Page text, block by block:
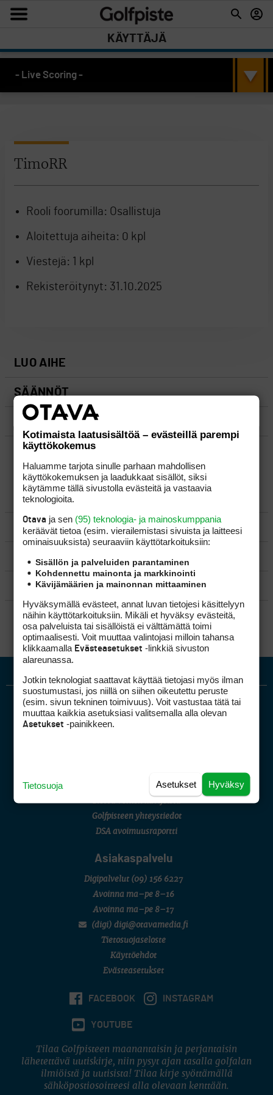
KÄYTTÄJÄ
- Live Scoring -
TimoRR
Rooli foorumilla: Osallistuja
Aloitettuja aiheita: 0 kpl
Viestejä: 1 kpl
Rekisteröitynyt: 31.10.2025
LUO AIHE
SÄÄNNÖT
OHJEET
UUSIMMAT VIESTIKETJUT
YLEISTÄ
VÄLINEET
MATKAILU
KILPAGOLF & HARJOITTELU
SÄÄNNÖT
Mediahinnasto
Golfpisteen yhteystiedot
DSA avoimuusraportti
Asiakaspalvelu
Digipalvelut (09) 156 6227
Avoinna ma–pe 8–16
Avoinna ma–pe 8–17
(digi) digi@otavamedia.fi
Tietosuojaseloste
Käyttöehdot
Evästeasetukset
FACEBOOK INSTAGRAM
YOUTUBE
Tilaa Golfpisteen maanantaisin ja perjantaisin
lähetettävä uutiskirje, niin pysyt ajan tasalla golfalan
ilmiöistä ja uutisista! Tilaa kirje syöttämällä
sähköpostiosoitteesi alla olevaan kenttään.
Kotimaista laatusisältöä – evästeillä parempi
käyttökokemus
Haluamme tarjota sinulle parhaan mahdollisen
käyttökokemuksen ja laadukkaat sisällöt, siksi
käytämme tällä sivustolla evästeitä ja vastaavia
teknologioita.
Otava ja sen (95) teknologia- ja mainoskumppania
keräävät tietoa (esim. vierailemis­tasi sivuista ja laitteesi
ominaisuuk­sista) seuraaviin käyttötarkoituksiin:
Sisällön ja palveluiden parantaminen
Kohdennettu mainonta ja markkinointi
Kävijämäärien ja mainonnan mittaaminen
Hyväksymällä evästeet, annat luvan tietojesi käsittelyyn
näihin käyttötarkoituksiin. Mikäli et hyväksy evästeitä,
osa palveluista tai sisällöistä ei välttämättä toimi
optimaalisesti. Voit muuttaa valintojasi milloin tahansa
klikkaamalla Evästeasetukset -linkkiä sivuston
alareunassa.
Jotkin teknologiat saattavat käyttää tietojasi myös ilman
suostumustasi, jos niillä on siihen oikeutettu peruste
(esim. sivun tekninen toimivuus). Voit vastustaa tätä tai
muuttaa kaikkia asetuksiasi valitsemalla alla olevan
Asetukset -painikkeen.
Hyväksy
Asetukset
Tietosuoja